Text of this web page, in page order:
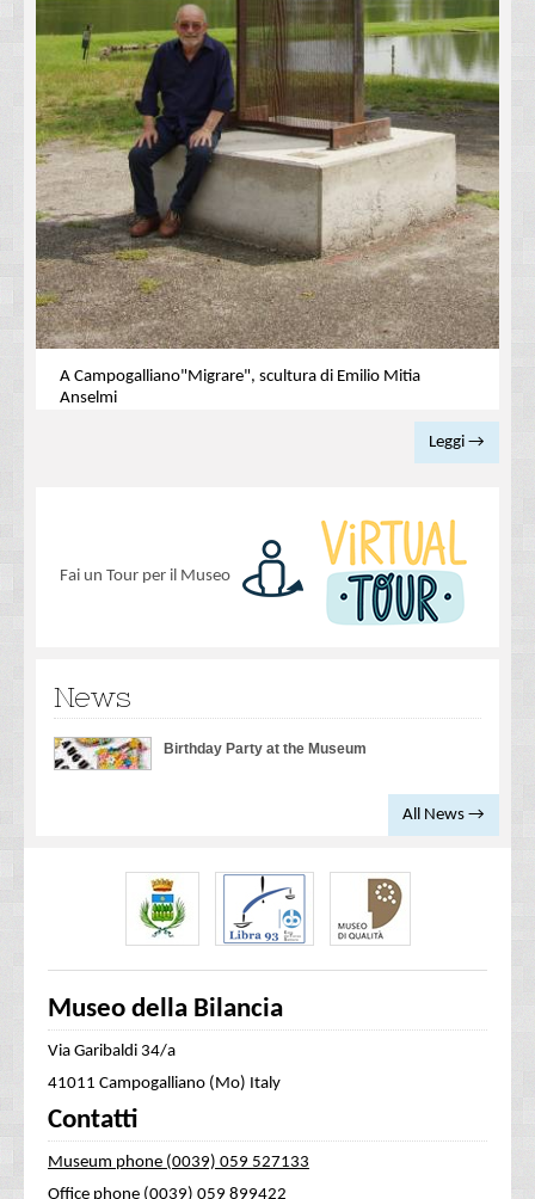
A Campogalliano"Migrare", scultura di Emilio Mitia
Anselmi
Leggi →
Fai un Tour per il Museo
News
Birthday Party at the Museum
All News →
Museo della Bilancia
Via Garibaldi 34/a
41011 Campogalliano (Mo) Italy
Contatti
Museum phone (0039) 059 527133
Office phone (0039) 059 899422